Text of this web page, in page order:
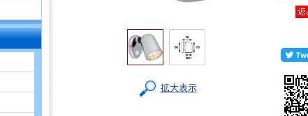
拡大表示